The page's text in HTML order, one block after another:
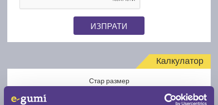
ИЗПРАТИ
Калкулатор
Стар размер